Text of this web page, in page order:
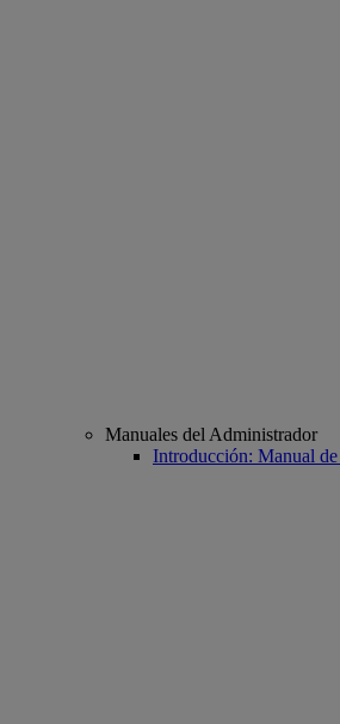
Manuales del Administrador
Introducción: Manual